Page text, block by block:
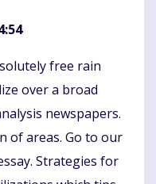
free rain
over a broad
newspapers.
of areas. Go to our
Strategies for